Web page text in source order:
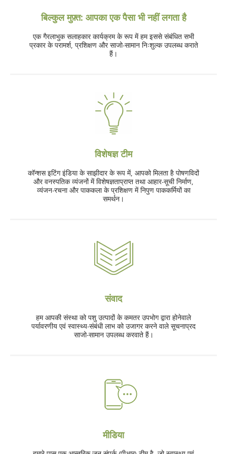
बिल्कुल मुफ़्त: आपका एक पैसा भी नहीं लगता है
एक गैरलाभुक सलाहकार कार्यक्रम के रूप में हम इससे संबंधित सभी
प्रकार के परामर्श, प्रशिक्षण और साजो-सामान निःशुल्क उपलब्ध कराते
हैं।
विशेषज्ञ टीम
कॉन्शस इटिंग इंडिया के साझीदार के रूप में, आपको मिलता है पोषणविदों
और वनस्पतिक व्यंजनों में विशेषज्ञताप्राप्त तथा आहार-सूची निर्माण,
व्यंजन-रचना और पाककला के प्रशिक्षण में निपुण पाककर्मियों का
समर्थन।
संवाद
हम आपकी संस्था को पशु उत्पादों के कमतर उपभोग द्वारा होनेवाले
पर्यावरणीय एवं स्वास्थ्य-संबंधी लाभ को उजागर करने वाले सूचनाप्रद
साजो-सामान उपलब्ध करवाते हैं।
मीडिया